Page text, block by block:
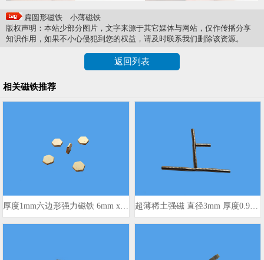
扁圆形磁铁
小薄磁铁
版权声明：本站少部分图片，文字来源于其它媒体与网站，仅作传播分享
知识作用，如果不小心侵犯到您的权益，请及时联系我们删除该资源。
返回列表
相关磁铁推荐
厚度1mm六边形强力磁铁 6mm x 1mm 超薄稀土强磁 直径3mm 厚度0.9mm